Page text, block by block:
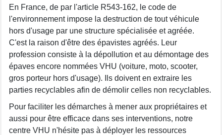
En France, de par l'article R543-162, le code de
l'environnement impose la destruction de tout véhicule
hors d'usage par une structure spécialisée et agréée.
C'est la raison d'être des épavistes agréés. Leur
profession consiste à la dépollution et au démontage des
épaves encore nommées VHU (voiture, moto, scooter,
gros porteur hors d'usage). Ils doivent en extraire les
parties recyclables afin de démolir celles non recyclables.
Pour faciliter les démarches à mener aux propriétaires et
aussi pour être efficace dans ses interventions, notre
centre VHU n'hésite pas à déployer les ressources